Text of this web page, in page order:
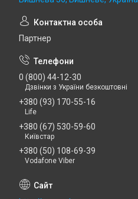
Партнер
0 (800) 44-12-30
Дзвінки з України безкоштовні
+380 (93) 170-55-16
Life
+380 (67) 530-59-60
Київстар
+380 (50) 108-69-39
Vodafone Viber